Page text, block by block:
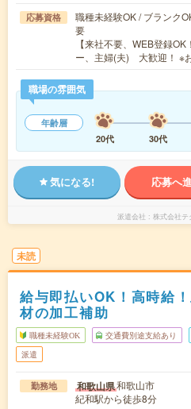
応募資格
職種未経験OK / ブランク
要
【来社不要、WEB登録
ー、主婦(夫) 大歓迎！ ※
職場の雰囲気
年齢層
20代
30代
気になる! 応募へ
派遣会社 株式会社テ
未読
給与即払いOK！高時給
材の加工補助
職種未経験OK 交通費別途支給あり
派遣
勤務地 和歌山県和歌山市
紀和駅から徒歩8分